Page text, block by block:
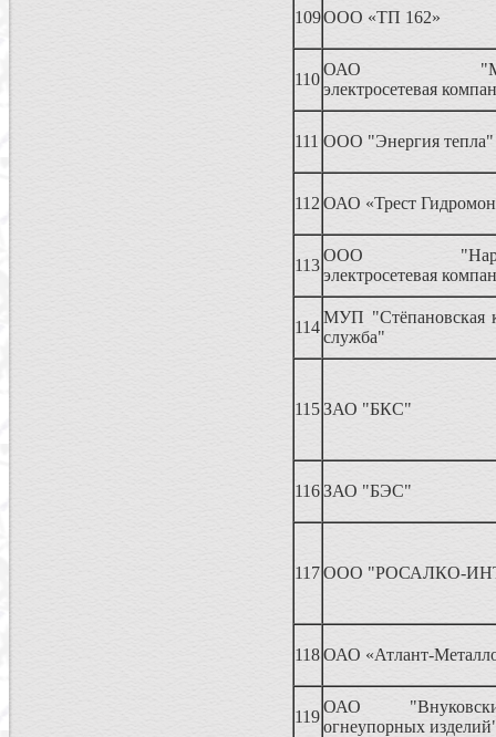
109ООО «ТП 162»
110
ОАО
электросетевая
111 ООО "Энергия тепла"
112 ОАО «Трест
113
ООО "Наро-
электросетевая
114
МУП "Стёпановская
служба"
115ЗАО "БКС"
116ЗАО "БЭС"
117ООО "РОСАЛКО-
118ОАО «Атлант-
119
ОАО
огнеупорных